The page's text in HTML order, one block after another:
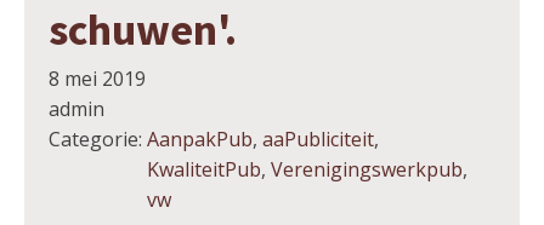
schuwen'.
8 mei 2019
admin
Categorie: AanpakPub, aaPubliciteit,
KwaliteitPub, Verenigingswerkpub,
vw